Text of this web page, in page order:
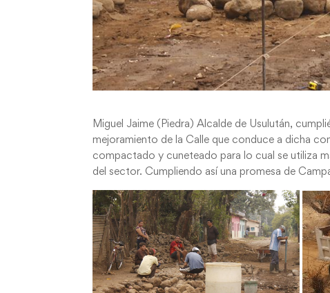
Miguel Jaime (Piedra) Alcalde de Usulután,
mejoramiento de la Calle que conduce a dicha
compactado y cuneteado para lo cual se utiliza
del sector. Cumpliendo así una promesa de